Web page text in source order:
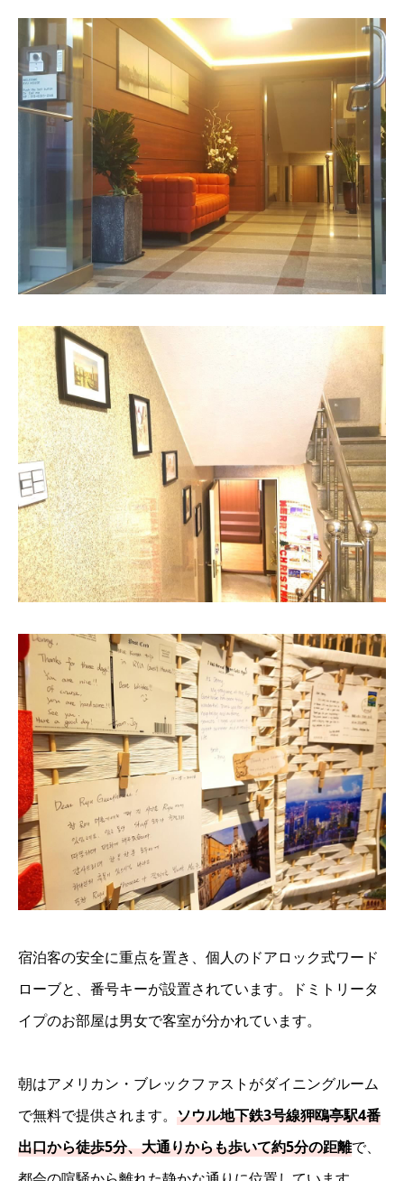
宿泊客の安全に重点を置き、個人のドアロック式ワード
ローブと、番号キーが設置されています。ドミトリータ
イプのお部屋は男女で客室が分かれています。
朝はアメリカン・ブレックファストがダイニングルーム
で無料で提供されます。 ソウル地下鉄3号線狎鴎亭駅4番
出口から徒歩5分、大通りからも歩いて約5分の距離で、